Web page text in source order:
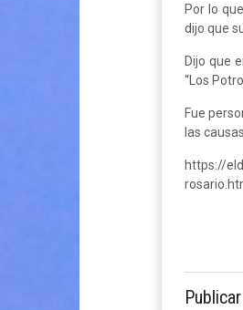
Por lo
dijo que
Dijo que
“Los
Fue
las
https://